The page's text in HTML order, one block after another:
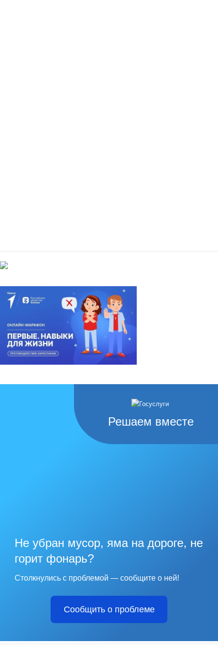
Решаем вместе
Не убран мусор, яма на дороге, не
горит фонарь?
Столкнулись с проблемой — сообщите о ней!
Сообщить о проблеме